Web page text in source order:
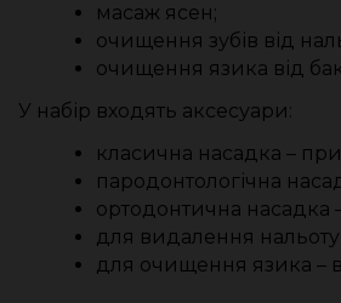
масаж ясен;
очищення зубів від
очищення язика від
У набір входять аксесуари:
класична насадка –
пародонтологічна
ортодонтична насадка
для видалення нальоту
для очищення язика –